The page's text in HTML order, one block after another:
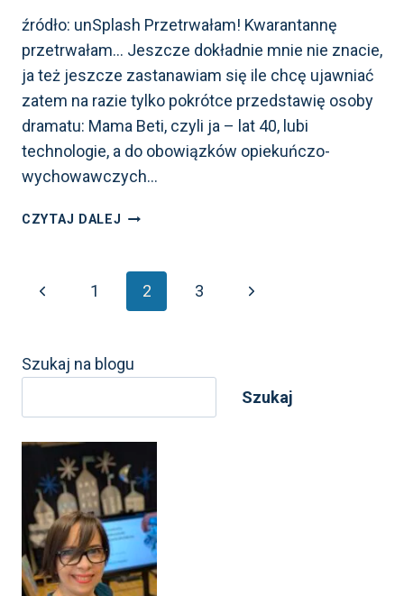
źródło: unSplash Przetrwałam! Kwarantannę
przetrwałam… Jeszcze dokładnie mnie nie znacie,
ja też jeszcze zastanawiam się ile chcę ujawniać
zatem na razie tylko pokrótce przedstawię osoby
dramatu: Mama Beti, czyli ja – lat 40, lubi
technologie, a do obowiązków opiekuńczo-
wychowawczych…
CZYTAJ DALEJ PRZETRWAŁAM!
Nawigacja
strony
Poprzednia
1 2 3
Następna
Szukaj na blogu
Szukaj